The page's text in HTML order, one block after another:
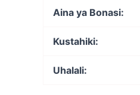
Aina ya Bonasi:
Kustahiki:
Uhalali: